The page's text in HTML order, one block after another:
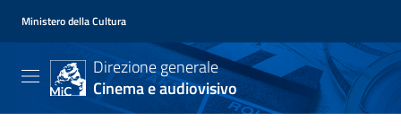
Ministero della Cultura
Direzione generale
Cinema e audiovisivo